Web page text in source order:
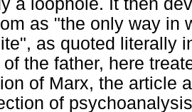
a loophole. It then
as "the only way in
as quoted literally
of the father, here
of Marx, the article
of